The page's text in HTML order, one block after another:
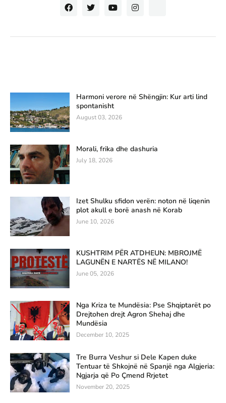
Harmoni verore në Shëngjin: Kur arti lind
spontanisht
August 03, 2026
Morali, frika dhe dashuria
July 18, 2026
Izet Shulku sfidon verën: noton në liqenin
plot akull e borë anash në Korab
June 10, 2026
KUSHTRIM PËR ATDHEUN: MBROJMË
LAGUNËN E NARTËS NË MILANO!
June 05, 2026
Nga Kriza te Mundësia: Pse Shqiptarët po
Drejtohen drejt Agron Shehaj dhe
Mundësia
December 10, 2025
Tre Burra Veshur si Dele Kapen duke
Tentuar të Shkojnë në Spanjë nga Algjeria:
Ngjarja që Po Çmend Rrjetet
November 20, 2025